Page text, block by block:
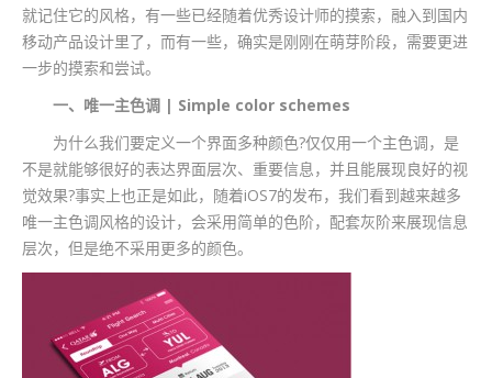
就记住它的风格，有一些已经随着优秀设计师的摸索，融入到国内
移动产品设计里了，而有一些，确实是刚刚在萌芽阶段，需要更进
一步的摸索和尝试。
一、唯一主色调 | Simple color schemes
为什么我们要定义一个界面多种颜色?仅仅用一个主色调，是
不是就能够很好的表达界面层次、重要信息，并且能展现良好的视
觉效果?事实上也正是如此，随着iOS7的发布，我们看到越来越多
唯一主色调风格的设计，会采用简单的色阶，配套灰阶来展现信息
层次，但是绝不采用更多的颜色。